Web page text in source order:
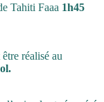
Tahiti Faaa 1h45
réalisé au